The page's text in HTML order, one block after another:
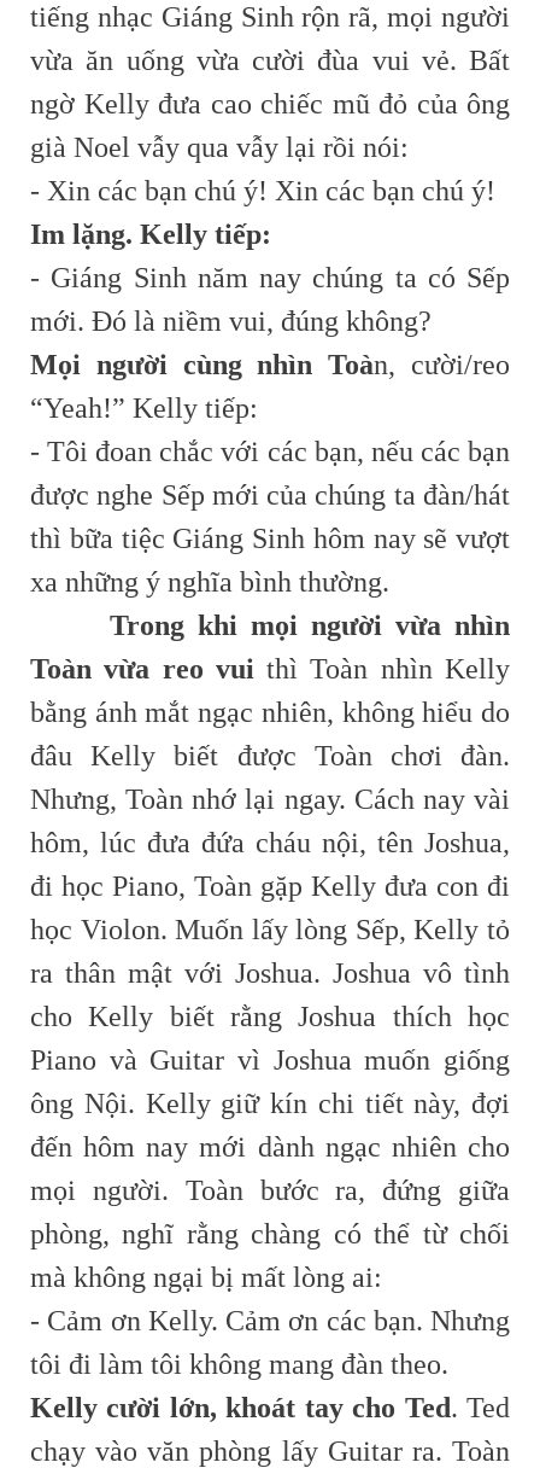
tiếng nhạc Giáng Sinh rộn rã, mọi người
vừa ăn uống vừa cười đùa vui vẻ. Bất
ngờ Kelly đưa cao chiếc mũ đỏ của ông
già Noel vẫy qua vẫy lại rồi nói:
- Xin các bạn chú ý! Xin các bạn chú ý!
Im lặng. Kelly tiếp:
- Giáng Sinh năm nay chúng ta có Sếp
mới. Đó là niềm vui, đúng không?
Mọi người cùng nhìn Toàn, cười/reo
“Yeah!” Kelly tiếp:
- Tôi đoan chắc với các bạn, nếu các bạn
được nghe Sếp mới của chúng ta đàn/hát
thì bữa tiệc Giáng Sinh hôm nay sẽ vượt
xa những ý nghĩa bình thường.
Trong khi mọi người vừa nhìn
Toàn vừa reo vui thì Toàn nhìn Kelly
bằng ánh mắt ngạc nhiên, không hiểu do
đâu Kelly biết được Toàn chơi đàn.
Nhưng, Toàn nhớ lại ngay. Cách nay vài
hôm, lúc đưa đứa cháu nội, tên Joshua,
đi học Piano, Toàn gặp Kelly đưa con đi
học Violon. Muốn lấy lòng Sếp, Kelly tỏ
ra thân mật với Joshua. Joshua vô tình
cho Kelly biết rằng Joshua thích học
Piano và Guitar vì Joshua muốn giống
ông Nội. Kelly giữ kín chi tiết này, đợi
đến hôm nay mới dành ngạc nhiên cho
mọi người. Toàn bước ra, đứng giữa
phòng, nghĩ rằng chàng có thể từ chối
mà không ngại bị mất lòng ai:
- Cảm ơn Kelly. Cảm ơn các bạn. Nhưng
tôi đi làm tôi không mang đàn theo.
Kelly cười lớn, khoát tay cho Ted. Ted
chạy vào văn phòng lấy Guitar ra. Toàn